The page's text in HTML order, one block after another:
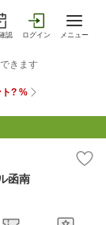
認 ログイン メニュー
函南